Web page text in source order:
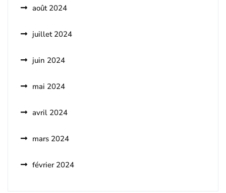
août 2024
juillet 2024
juin 2024
mai 2024
avril 2024
mars 2024
février 2024